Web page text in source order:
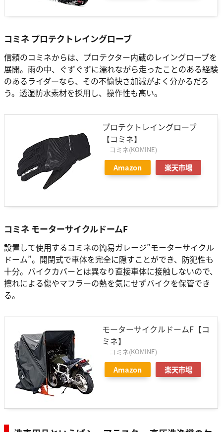
コミネ プロテクトレイングローブ
信頼のコミネからは、プロテクター内蔵のレイングローブを
展開。雨の中、ぐずぐずに濡れながら走ったことのある経験
のあるライダーなら、その不愉快さ加減がよく分かるだろ
う。透湿防水素材を採用し、操作性も高い。
プロテクトレイングローブ
【コミネ】
コミネ(KOMINE)
Amazon 楽天市場
コミネ モーターサイクルドームF
設置して使用するコミネの簡易ガレージ”モーターサイクル
ドーム”。開閉式で車体を完全に隠すことができ、防犯性も
十分。バイクカバーとは異なり直接車体に接触しないので、
擦れによる傷やマフラーの熱を気にせずバイクを保管でき
る。
モーターサイクルドームF【コ
ミネ】
コミネ(KOMINE)
Amazon 楽天市場